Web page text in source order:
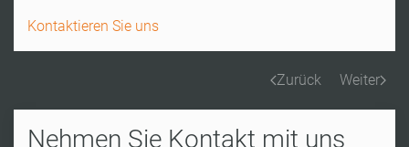
Kontaktieren Sie uns
Zurück Weiter
Nehmen Sie Kontakt mit uns